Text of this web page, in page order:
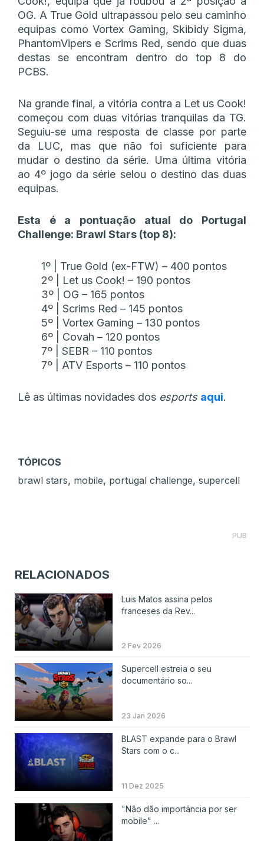
OG. A True Gold ultrapassou pelo seu caminho
equipas como Vortex Gaming, Skibidy Sigma,
PhantomVipers e Scrims Red, sendo que duas
destas se encontram dentro do top 8 do
PCBS.
Na grande final, a vitória contra a Let us Cook!
começou com duas vitórias tranquilas da TG.
Seguiu-se uma resposta de classe por parte
da LUC, mas que não foi suficiente para
mudar o destino da série. Uma última vitória
ao 4º jogo da série selou o destino das duas
equipas.
Esta é a pontuação atual do Portugal
Challenge: Brawl Stars (top 8):
1º | True Gold (ex-FTW) – 400 pontos
2º | Let us Cook! – 190 pontos
3º | OG – 165 pontos
4º | Scrims Red – 145 pontos
5º | Vortex Gaming – 130 pontos
6º | Covah – 120 pontos
7º | SEBR – 110 pontos
7º | ATV Esports – 110 pontos
Lê as últimas novidades dos esports aqui.
TÓPICOS
brawl stars, mobile, portugal challenge, supercell
PUB
RELACIONADOS
Luis Matos assina pelos
franceses da Rev...
2 Fev 2026
Supercell estreia o seu
documentário so...
23 Jan 2026
BLAST expande para o Brawl
Stars com o c...
11 Dez 2025
"Não dão importância por ser
mobile" ...